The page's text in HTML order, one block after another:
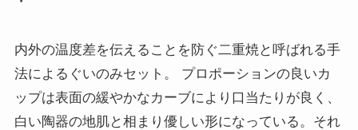
内外の温度差を伝えることを防ぐ二重焼と呼ばれる手
法によるぐいのみセット。 プロポーションの良いカ
ップは表面の緩やかなカーブにより口当たりが良く、
白い陶器の地肌と相まり優しい形になっている。それ